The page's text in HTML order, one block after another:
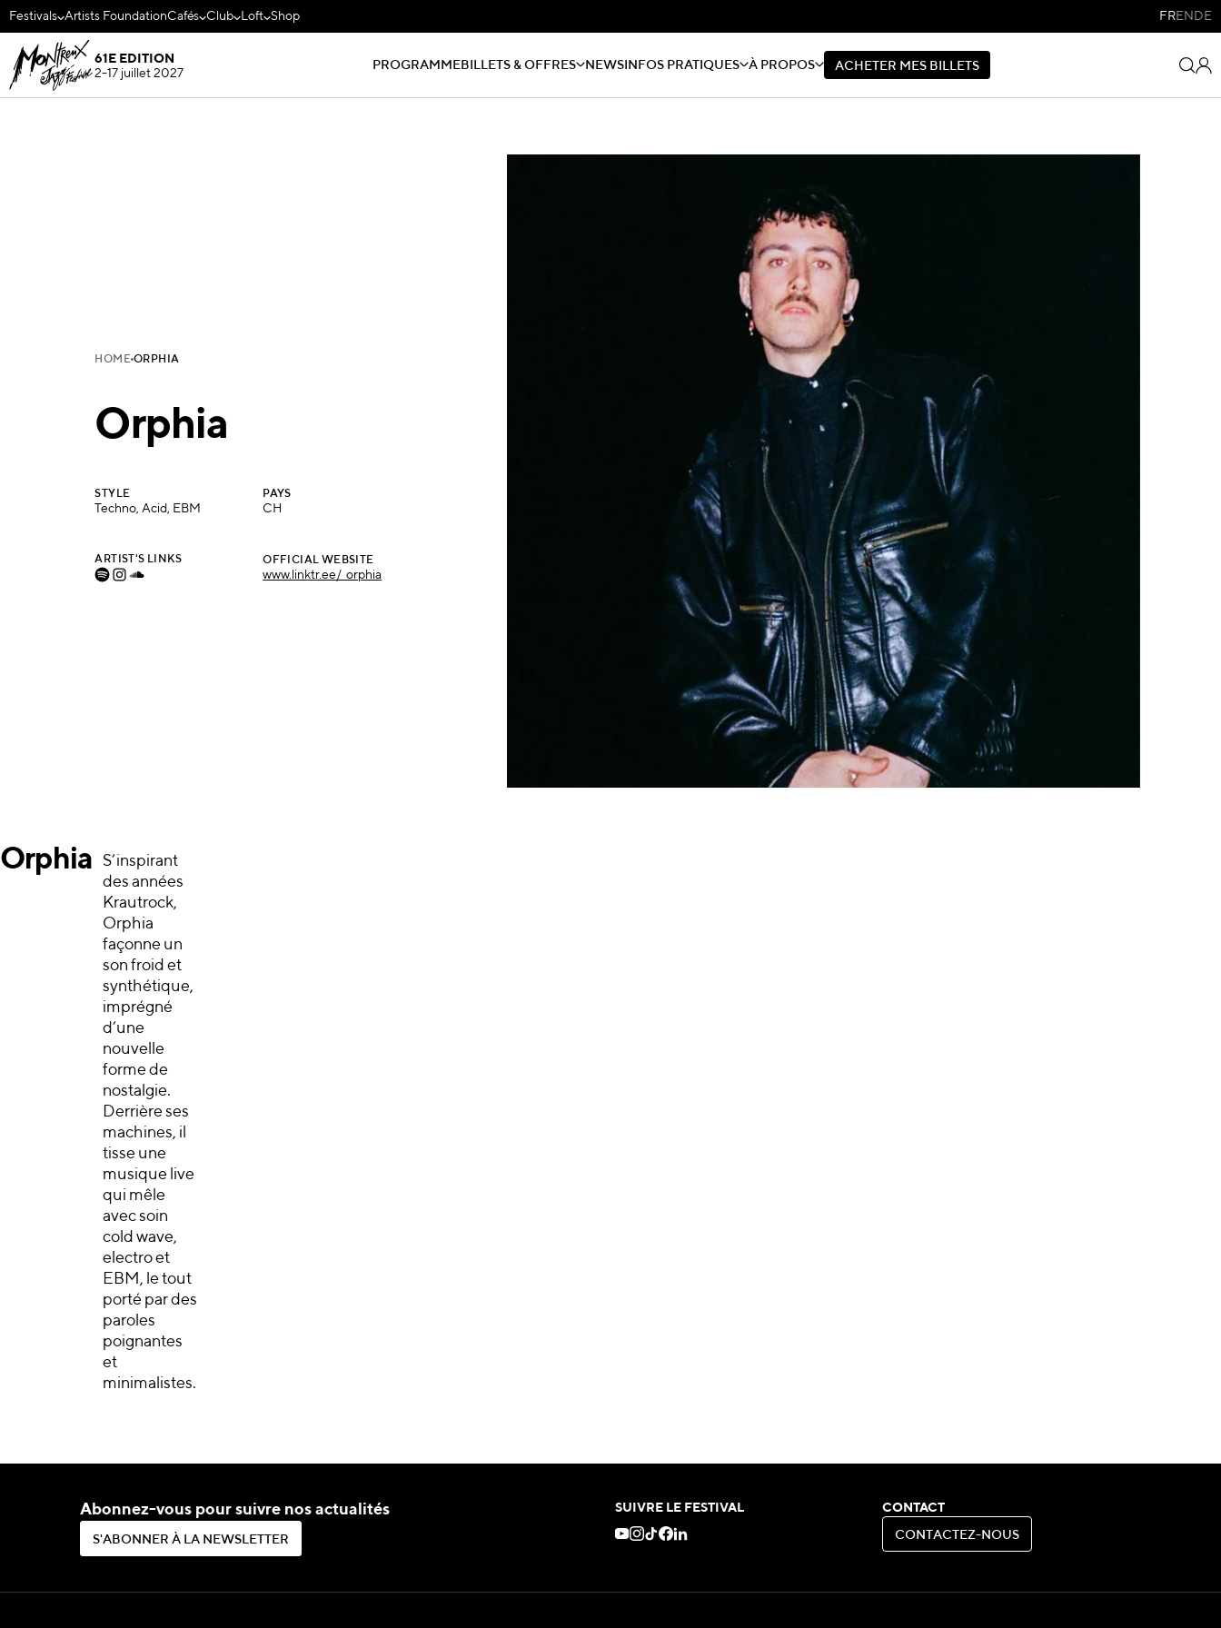
Festivals Artists FoundationCafés Club Loft Shop FREN DE
61E EDITION
2-17 juillet 2027
PROGRAMMEBILLETS & OFFRES NEWSINFOS PRATIQUES À PROPOS AC H ET ER M ES B LLET S
ACHETER MES BILLETS
HOME ORPHIA
Orphia
STYLE
Techno, Acid, EBM
PAYS
CH
ARTIST'S LINKS OFFICIAL WEBSITE
www.linktr.ee/_orphia
Orphia
S’inspirant
des années
Krautrock,
Orphia
façonne un
son froid et
synthétique,
imprégné
d’une
nouvelle
forme de
nostalgie.
Derrière ses
machines, il
tisse une
musique live
qui mêle
avec soin
cold wave,
electro et
EBM, le tout
porté par des
paroles
poignantes
et
minimalistes.
Abonnez-vous pour suivre nos actualités
S'A BO N N E R À LA N EWS ETT E R
S'ABONNER À LA NEWSLETTER
SUIVRE LE FESTIVAL CONTACT
CO NTACT EZ- NOUS
CONTACTEZ-NOUS